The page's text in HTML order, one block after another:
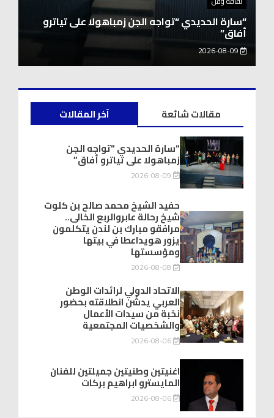
حفيد الشيخ محمد صالح بن كلوت شيخ رحالة
عابروالربع الخالى.. مرافقو مبارك بن لندن يتكلمون
يزور هويداعطا في بيتها ومؤسستها
آخر المقالات
مقالات شائعة
“سارة الحديدي “تواجه الجن
زمباهولا على تياترو أفاق”
2026-08-09
حفيد الشيخ محمد صالح بن كلوت
شيخ رحالة عابروالربع الخالى..
مرافقو مبارك بن لندن يتكلمون
يزور هويداعطا في بيتها
ومؤسستها
2026-08-08
الاتحاد الدولي لرائدات الوطن
العربي يدشّن انطلاقته بحضور
نخبة من سيدات الأعمال
والشخصيات المجتمعية
2026-08-06
اغنيتين وطنيتين جميلتين للفنان
المايسترو ابراهيم بركات
2026-08-06